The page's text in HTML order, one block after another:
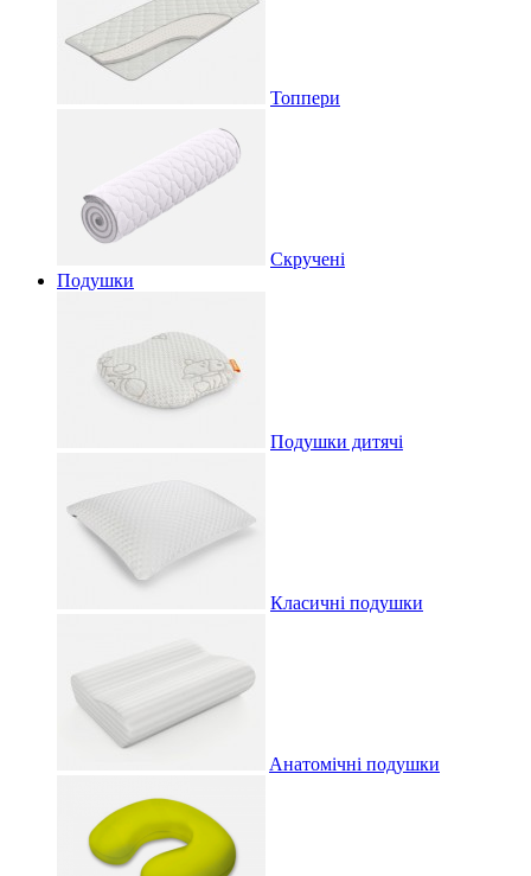
Топпери
Скручені
Подушки
Подушки дитячі
Класичні подушки
Aнатомічні подушки